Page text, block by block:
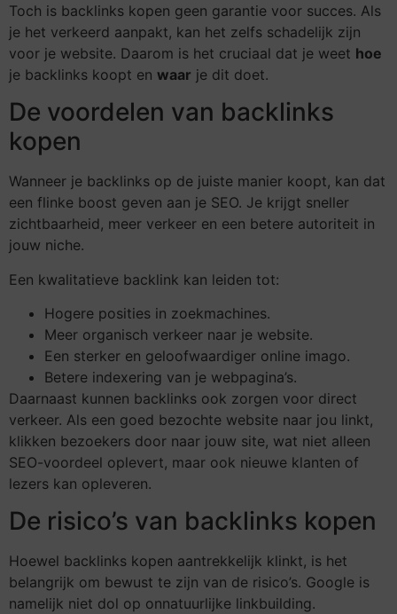
Toch is backlinks kopen geen garantie voor succes. Als
je het verkeerd aanpakt, kan het zelfs schadelijk zijn
voor je website. Daarom is het cruciaal dat je weet hoe
je backlinks koopt en waar je dit doet.
De voordelen van backlinks
kopen
Wanneer je backlinks op de juiste manier koopt, kan dat
een flinke boost geven aan je SEO. Je krijgt sneller
zichtbaarheid, meer verkeer en een betere autoriteit in
jouw niche.
Een kwalitatieve backlink kan leiden tot:
Hogere posities in zoekmachines.
Meer organisch verkeer naar je website.
Een sterker en geloofwaardiger online imago.
Betere indexering van je webpagina’s.
Daarnaast kunnen backlinks ook zorgen voor direct
verkeer. Als een goed bezochte website naar jou linkt,
klikken bezoekers door naar jouw site, wat niet alleen
SEO-voordeel oplevert, maar ook nieuwe klanten of
lezers kan opleveren.
De risico’s van backlinks kopen
Hoewel backlinks kopen aantrekkelijk klinkt, is het
belangrijk om bewust te zijn van de risico’s. Google is
namelijk niet dol op onnatuurlijke linkbuilding.